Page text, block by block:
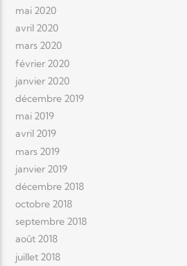
mai 2020
avril 2020
mars 2020
février 2020
janvier 2020
décembre 2019
mai 2019
avril 2019
mars 2019
janvier 2019
décembre 2018
octobre 2018
septembre 2018
août 2018
juillet 2018